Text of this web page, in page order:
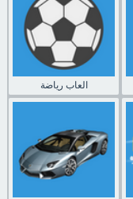
العاب رياضة